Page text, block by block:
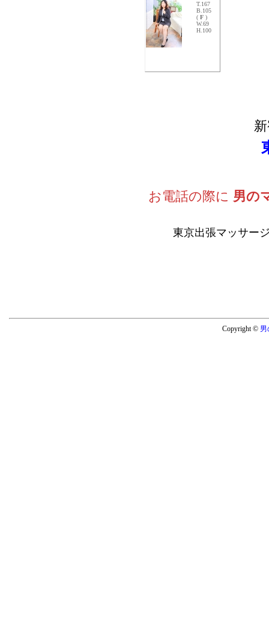
T.167
B.105
( F )
W.69
H.100
お電話の際に 男の
東京出張マッサー
Copyright © 男